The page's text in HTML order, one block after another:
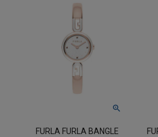
FURLA FURLA BANGLE